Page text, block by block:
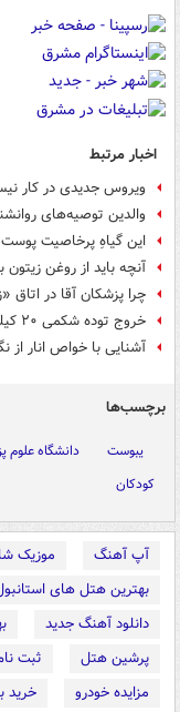
اخبار مرتبط
ویروس جدیدی در کار
والدین توصیه‌های
این گیاهِ پرخاصیت
آنچه باید از روغن زیتون
چرا پزشکان آقا در اتاق
خروج توده شکمی ۲۰ کیلویی از بدن یک بیمار +عکس
آشنایی با خواص انار
برچسب‌ها
یبوست دانشگاه
کودکان
آپ آهنگ موزیک
بهترین هتل های
دانلود آهنگ جدید
پرشین هتل
ثبت
مزایده خودرو
خرید